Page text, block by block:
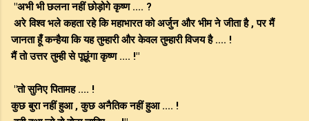
"अभी भी छलना नहीं छोड़ोगे कृष्ण .... ?
अरे विश्व भले कहता रहे कि महाभारत को अर्जुन और भीम ने जीता है , पर मैं
जानता हूँ कन्हैया कि यह तुम्हारी और केवल तुम्हारी विजय है .... !
मैं तो उत्तर तुम्ही से पूछूंगा कृष्ण .... !"
"तो सुनिए पितामह .... !
कुछ बुरा नहीं हुआ , कुछ अनैतिक नहीं हुआ .... !